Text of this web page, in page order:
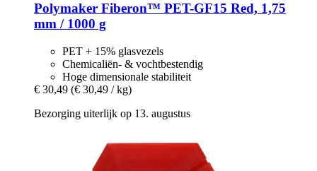
Polymaker Fiberon™ PET-​GF15 Red, 1,75
mm / 1000 g
PET + 15% glasvezels
Chemicaliën- & vochtbestendig
Hoge dimensionale stabiliteit
€ 30,49 (€ 30,49 / kg)
Bezorging uiterlijk op 13. augustus